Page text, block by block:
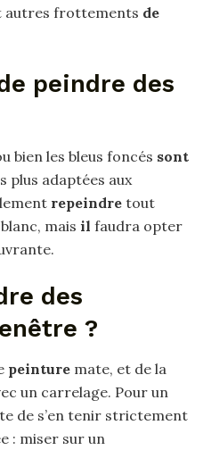
autres frottements de
peindre des
bien les bleus foncés sont
plus adaptées aux
repeindre tout
mais il faudra opter
des
?
peinture mate, et de la
un carrelage. Pour un
de s’en tenir strictement
: miser sur un